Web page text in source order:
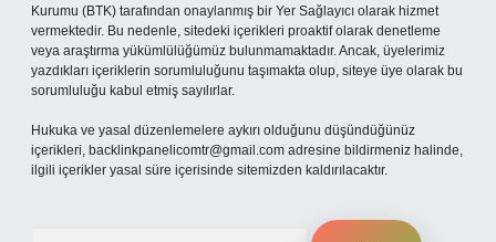
Kurumu (BTK) tarafından onaylanmış bir Yer Sağlayıcı olarak hizmet
vermektedir. Bu nedenle, sitedeki içerikleri proaktif olarak denetleme
veya araştırma yükümlülüğümüz bulunmamaktadır. Ancak, üyelerimiz
yazdıkları içeriklerin sorumluluğunu taşımakta olup, siteye üye olarak bu
sorumluluğu kabul etmiş sayılırlar.
Hukuka ve yasal düzenlemelere aykırı olduğunu düşündüğünüz
içerikleri, backlinkpanelicomtr@gmail.com adresine bildirmeniz halinde,
ilgili içerikler yasal süre içerisinde sitemizden kaldırılacaktır.